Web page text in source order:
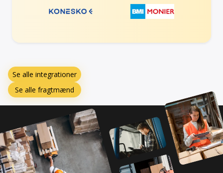
Se alle integrationer
Se alle fragtmænd